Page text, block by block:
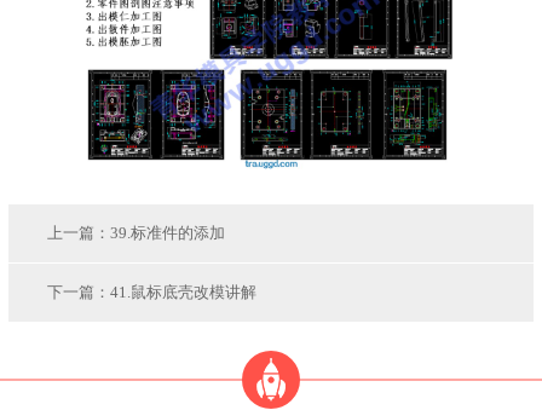
上一篇： 39.标准件的添加
下一篇： 41.鼠标底壳改模讲解